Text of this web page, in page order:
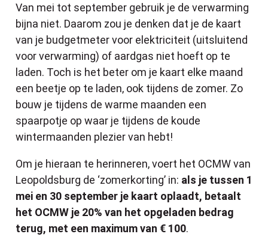
Van mei tot september gebruik je de verwarming
bijna niet. Daarom zou je denken dat je de kaart
van je budgetmeter voor elektriciteit (uitsluitend
voor verwarming) of aardgas niet hoeft op te
laden. Toch is het beter om je kaart elke maand
een beetje op te laden, ook tijdens de zomer. Zo
bouw je tijdens de warme maanden een
spaarpotje op waar je tijdens de koude
wintermaanden plezier van hebt!
Om je hieraan te herinneren, voert het OCMW van
Leopoldsburg de ‘zomerkorting’ in: als je tussen 1
mei en 30 september je kaart oplaadt, betaalt
het OCMW je 20% van het opgeladen bedrag
terug, met een maximum van € 100.